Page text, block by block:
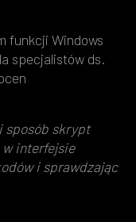
funkcji Windows
specjalistów ds.
sposób skrypt
interfejsie
i sprawdzając